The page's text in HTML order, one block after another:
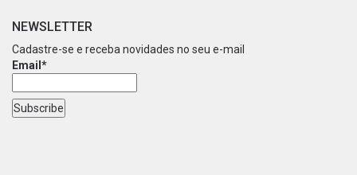
NEWSLETTER
Cadastre-se e receba novidades no seu e-mail
Email*